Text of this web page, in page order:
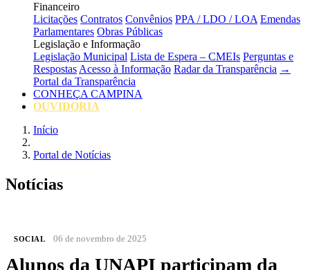
Financeiro
Licitações Contratos Convênios PPA / LDO / LOA Emendas
Parlamentares Obras Públicas
Legislação e Informação
Legislação Municipal Lista de Espera – CMEIs Perguntas e
Respostas Acesso à Informação Radar da Transparência →
Portal da Transparência
CONHEÇA CAMPINA
OUVIDORIA
Início
Portal de Notícias
Notícias
SOCIAL 06 de novembro de 2025
Alunos da UNAPI participam da